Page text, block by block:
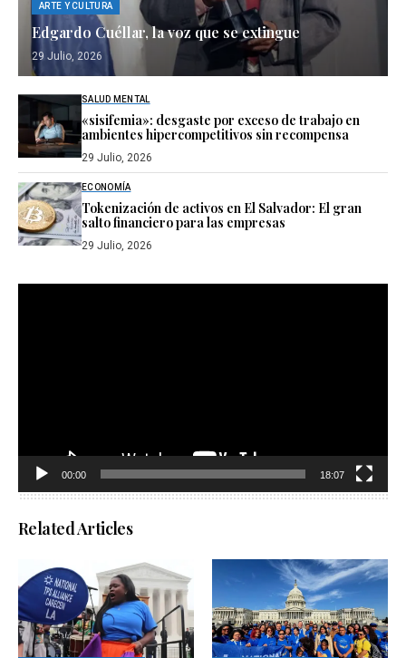
ARTE Y CULTURA
Edgardo Cuéllar, la voz que se extingue
29 Julio, 2026
SALUD MENTAL
«sisifemia»: desgaste por exceso de trabajo en
ambientes hipercompetitivos sin recompensa
29 Julio, 2026
ECONOMÍA
Tokenización de activos en El Salvador: El gran
salto financiero para las empresas
29 Julio, 2026
00:00 18:07
Related Articles